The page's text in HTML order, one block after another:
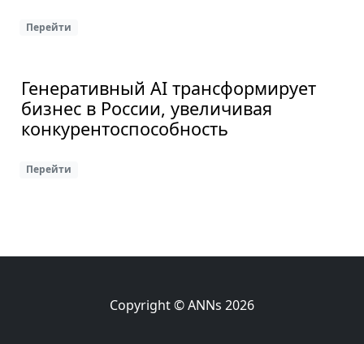
Перейти
Генеративный AI трансформирует
бизнес в России, увеличивая
конкурентоспособность
Перейти
Copyright © ANNs 2026